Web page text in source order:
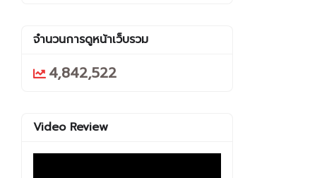
จำนวนการดูหน้าเว็บรวม
4,842,522
Video Review